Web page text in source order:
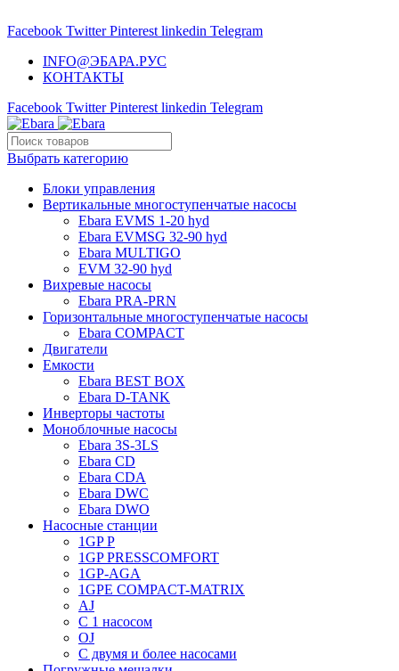
Facebook Twitter Pinterest linkedin Telegram
INFO@ЭБАРА.РУС
КОНТАКТЫ
Facebook Twitter Pinterest linkedin Telegram
Выбрать категорию
Блоки управления
Вертикальные многоступенчатые насосы
Ebara EVMS 1-20 hyd
Ebara EVMSG 32-90 hyd
Ebara MULTIGO
EVM 32-90 hyd
Вихревые насосы
Ebara PRA-PRN
Горизонтальные многоступенчатые насосы
Ebara COMPACT
Двигатели
Емкости
Ebara BEST BOX
Ebara D-TANK
Инверторы частоты
Моноблочные насосы
Ebara 3S-3LS
Ebara CD
Ebara CDA
Ebara DWC
Ebara DWO
Насосные станции
1GP P
1GP PRESSCOMFORT
1GP-AGA
1GPE COMPACT-MATRIX
AJ
C 1 насосом
OJ
С двумя и более насосами